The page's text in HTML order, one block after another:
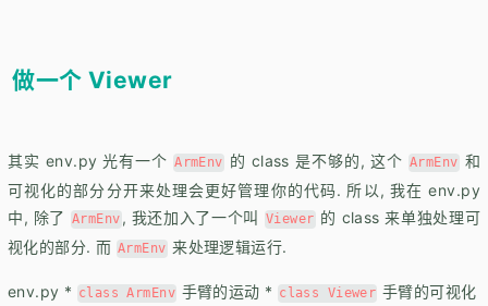
做一个 Viewer
其实 env.py 光有一个 ArmEnv 的 class 是不够的, 这个 ArmEnv 和
可视化的部分分开来处理会更好管理你的代码. 所以, 我在 env.py
中, 除了 ArmEnv , 我还加入了一个叫 Viewer 的 class 来单独处理可
视化的部分. 而 ArmEnv 来处理逻辑运行.
env.py * class ArmEnv 手臂的运动 * class Viewer 手臂的可视化